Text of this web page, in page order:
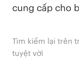
cung cấp cho
Tìm kiếm lại trên
tuyệt vời